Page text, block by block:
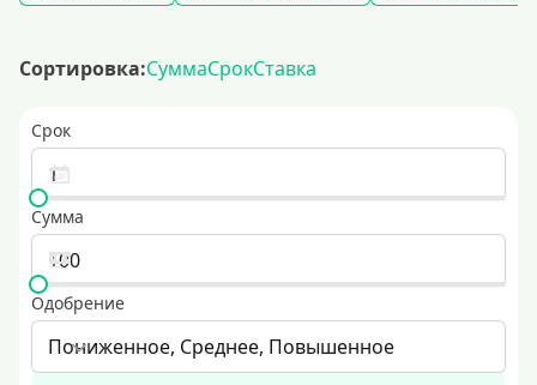
Сортировка:СуммаСрокСтавка
Срок
Сумма
Одобрение
Пониженное, Среднее, Повышенное